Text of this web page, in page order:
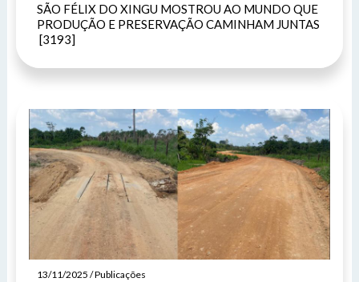
SÃO FÉLIX DO XINGU MOSTROU AO MUNDO QUE
PRODUÇÃO E PRESERVAÇÃO CAMINHAM JUNTAS
[3193]
13/11/2025 / Publicações